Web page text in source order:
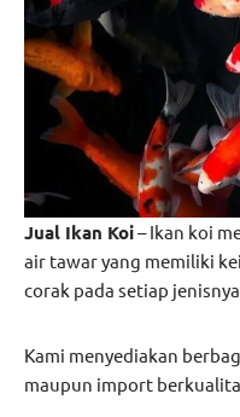
Jual Ikan Koi– Ikan koi
air tawar yang memiliki
corak pada setiap jenisnya.
Kami menyediakan
maupun import